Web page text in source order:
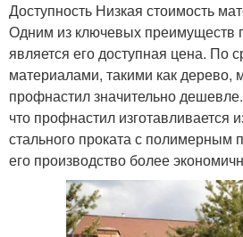
Доступность Низкая стоимость
Одним из ключевых преимуществ
является его доступная цена. По
материалами, такими как дерево,
профнастил значительно
что профнастил изготавливается
стального проката с полимерным
его производство более